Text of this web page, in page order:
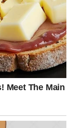
put posle dugo
zaslužuju. Više
svoju